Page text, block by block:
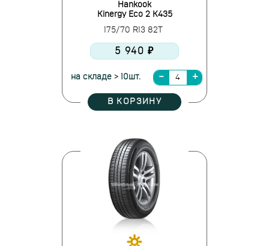
Hankook
Kinergy Eco 2 K435
175/70 R13 82T
5 940 ₽
на складе > 10шт.
В КОРЗИНУ